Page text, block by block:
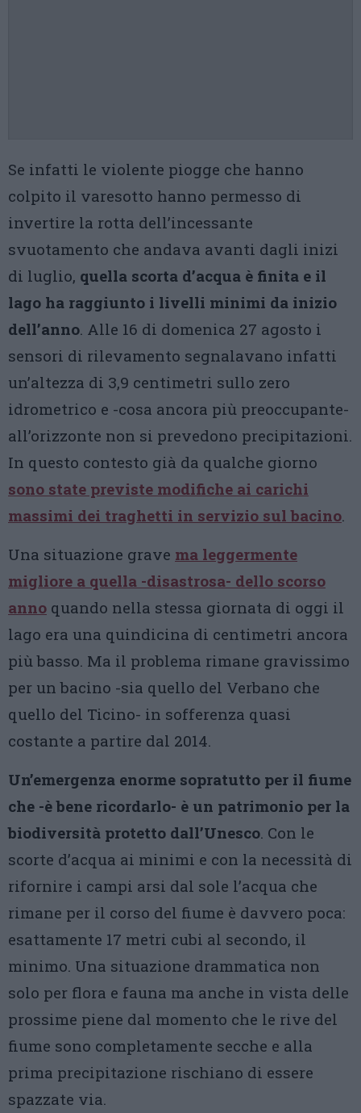
Se infatti le violente piogge che hanno
colpito il varesotto hanno permesso di
invertire la rotta dell’incessante
svuotamento che andava avanti dagli inizi
di luglio, quella scorta d’acqua è finita e il
lago ha raggiunto i livelli minimi da inizio
dell’anno. Alle 16 di domenica 27 agosto i
sensori di rilevamento segnalavano infatti
un’altezza di 3,9 centimetri sullo zero
idrometrico e -cosa ancora più preoccupante-
all’orizzonte non si prevedono precipitazioni.
In questo contesto già da qualche giorno
sono state previste modifiche ai carichi
massimi dei traghetti in servizio sul bacino.
Una situazione grave ma leggermente
migliore a quella -disastrosa- dello scorso
anno quando nella stessa giornata di oggi il
lago era una quindicina di centimetri ancora
più basso. Ma il problema rimane gravissimo
per un bacino -sia quello del Verbano che
quello del Ticino- in sofferenza quasi
costante a partire dal 2014.
Un’emergenza enorme sopratutto per il fiume
che -è bene ricordarlo- è un patrimonio per la
biodiversità protetto dall’Unesco. Con le
scorte d’acqua ai minimi e con la necessità di
rifornire i campi arsi dal sole l’acqua che
rimane per il corso del fiume è davvero poca:
esattamente 17 metri cubi al secondo, il
minimo. Una situazione drammatica non
solo per flora e fauna ma anche in vista delle
prossime piene dal momento che le rive del
fiume sono completamente secche e alla
prima precipitazione rischiano di essere
spazzate via.